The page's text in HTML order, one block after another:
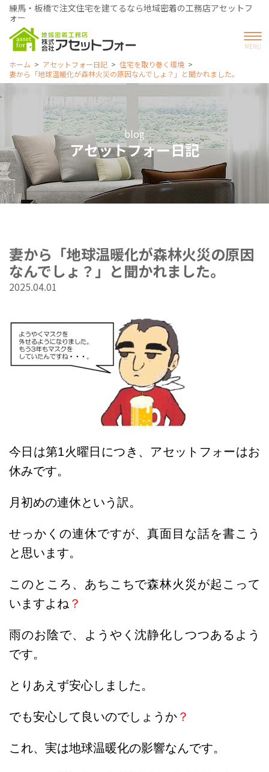
練馬・板橋で注文住宅を建てるなら地域密着の工務店アセットフ
ォー
ホーム アセットフォー日記
住宅を取り巻く環境
妻から「地球温暖化が森林火災の原因なんでしょ？」と聞かれました。
blog
アセットフォー日記
妻から「地球温暖化が森林火災の原因
なんでしょ？」と聞かれました。
2025.04.01
今日は第1火曜日につき、アセットフォーはお
休みです。
月初めの連休という訳。
せっかくの連休ですが、真面目な話を書こう
と思います。
このところ、あちこちで森林火災が起こって
いますよね ？
雨のお陰で、ようやく沈静化しつつあるよう
です。
とりあえず安心しました。
でも安心して良いのでしょうか ？
これ、実は地球温暖化の影響なんです。